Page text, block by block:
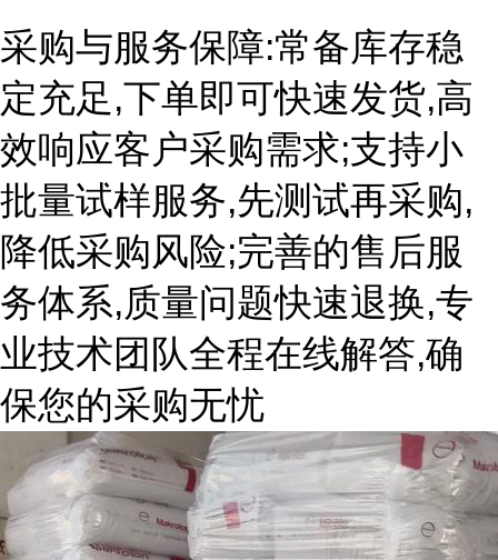
采购与服务保障:常备库存稳
定充足,下单即可快速发货,高
效响应客户采购需求;支持小
批量试样服务,先测试再采购,
降低采购风险;完善的售后服
务体系,质量问题快速退换,专
业技术团队全程在线解答,确
保您的采购无忧